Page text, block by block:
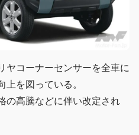
ヤコーナーセンサーを全車に
上を図っている。
の高騰などに伴い改定され